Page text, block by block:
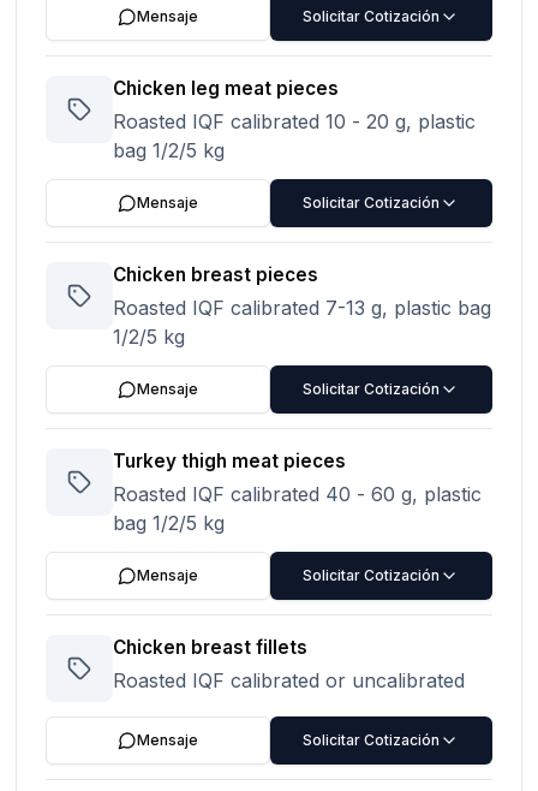
Mensaje Solicitar Cotización
Chicken leg meat pieces
Roasted IQF calibrated 10 - 20 g, plastic
bag 1/2/5 kg
Mensaje Solicitar Cotización
Chicken breast pieces
Roasted IQF calibrated 7-13 g, plastic bag
1/2/5 kg
Mensaje Solicitar Cotización
Turkey thigh meat pieces
Roasted IQF calibrated 40 - 60 g, plastic
bag 1/2/5 kg
Mensaje Solicitar Cotización
Chicken breast fillets
Roasted IQF calibrated or uncalibrated
Mensaje Solicitar Cotización